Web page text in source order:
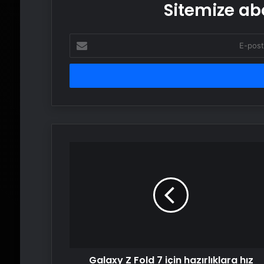
Sitemize
posta
adresinizi
Galaxy Z Fold 7 için hazırlıklara hız